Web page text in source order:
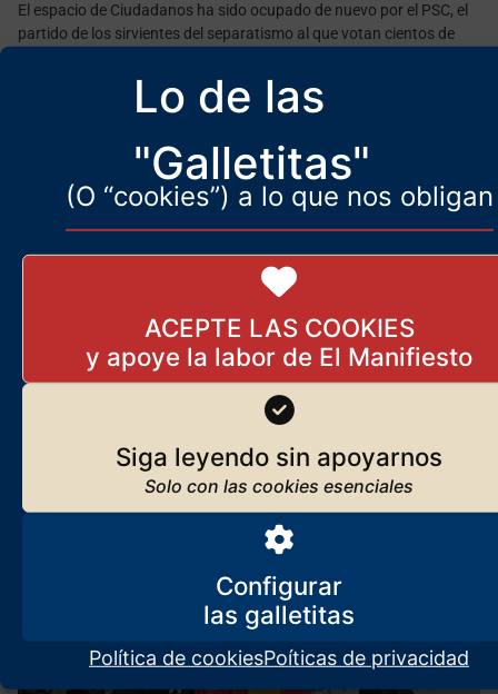
Lo de las
"Galletitas"
(O “cookies”) a lo que nos obligan
ACEPTE LAS COOKIES
Siga leyendo sin apoyarnos
Configurar
Política de cookiesPoíticas de privacidad
El espacio de Ciudadanos ha sido ocupado de nuevo por el PSC, el
partido de los sirvientes del separatismo al que votan cientos de
Los chismes del nacionalismo
lingüístico
Que prueben catalanes y vascos a olvidar el español, a hacer como
si no lo conocieran, un solo día. Quedarían semimudos, o